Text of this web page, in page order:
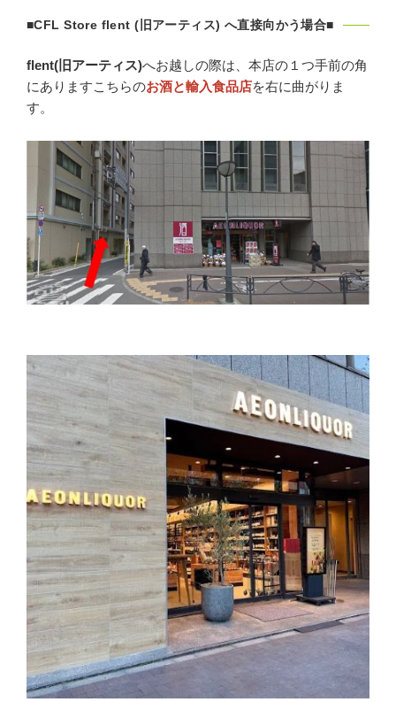
■CFL Store flent (旧アーティス) へ直接向かう場合■
flent(旧アーティス)へお越しの際は、本店の１つ手前の角
にありますこちらのお酒と輸入食品店を右に曲がりま
す。